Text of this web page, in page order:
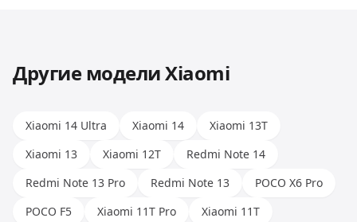
Другие моделиXiaomi
Xiaomi 14 Ultra Xiaomi 14
Xiaomi 13T
Xiaomi 13
Xiaomi 12T
Redmi Note 14
Redmi Note 13 Pro
Redmi Note 13
POCO X6 Pro
POCO F5
Xiaomi 11T Pro
Xiaomi 11T